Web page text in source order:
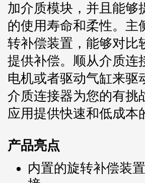
加介质模块，并且能够
的使用寿命和柔性。主
转补偿装置，能够对比
提供补偿。顺从介质连
电机或者驱动气缸来驱
介质连接器为您的有挑
应用提供快速和低成本
产品亮点
内置的旋转补偿装